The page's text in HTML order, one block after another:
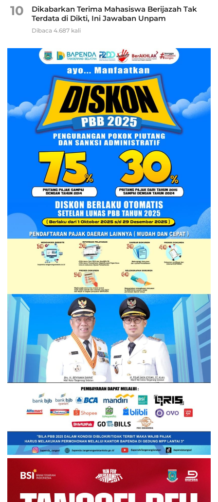
10
Dikabarkan Terima Mahasiswa Berijazah Tak
Terdata di Dikti, Ini Jawaban Unpam
Dibaca 4.687 kali